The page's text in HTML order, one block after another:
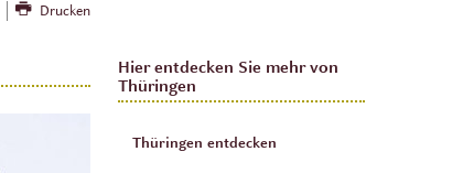
Drucken
Hier entdecken Sie mehr von
Thüringen
Thüringen entdecken